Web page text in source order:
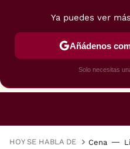
RESTAURANTES
HOY SE HABLA DE Cena
Ya puedes ver
Añádenos
Solo necesitas